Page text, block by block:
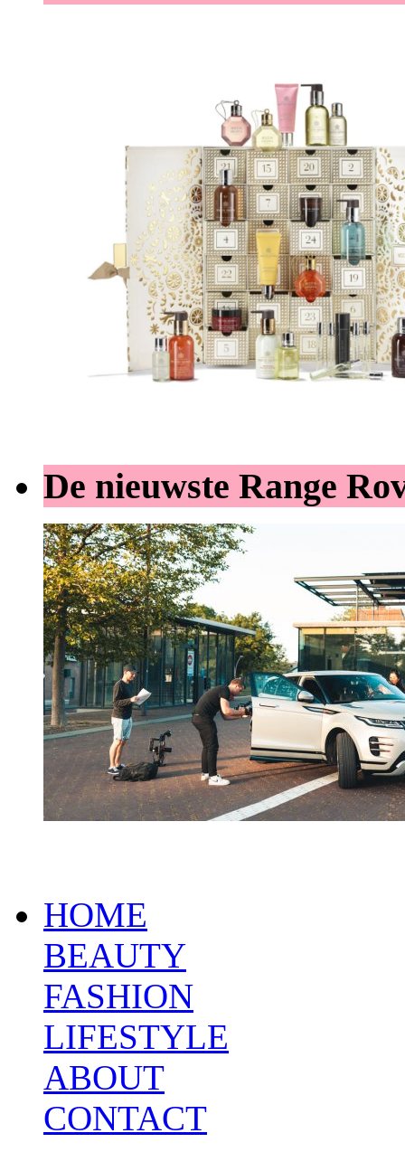
De nieuwste Range
HOME
BEAUTY
FASHION
LIFESTYLE
ABOUT
CONTACT